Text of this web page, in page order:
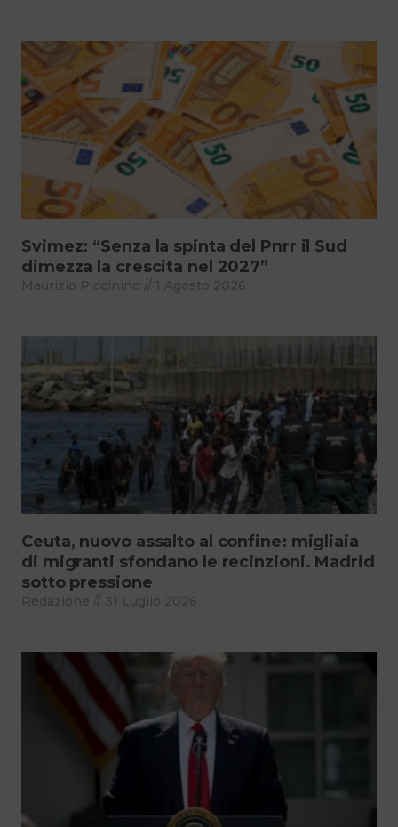
Svimez: “Senza la spinta del Pnrr il Sud
dimezza la crescita nel 2027”
Maurizio Piccinino 1 Agosto 2026
Ceuta, nuovo assalto al confine: migliaia
di migranti sfondano le recinzioni. Madrid
sotto pressione
Redazione 31 Luglio 2026